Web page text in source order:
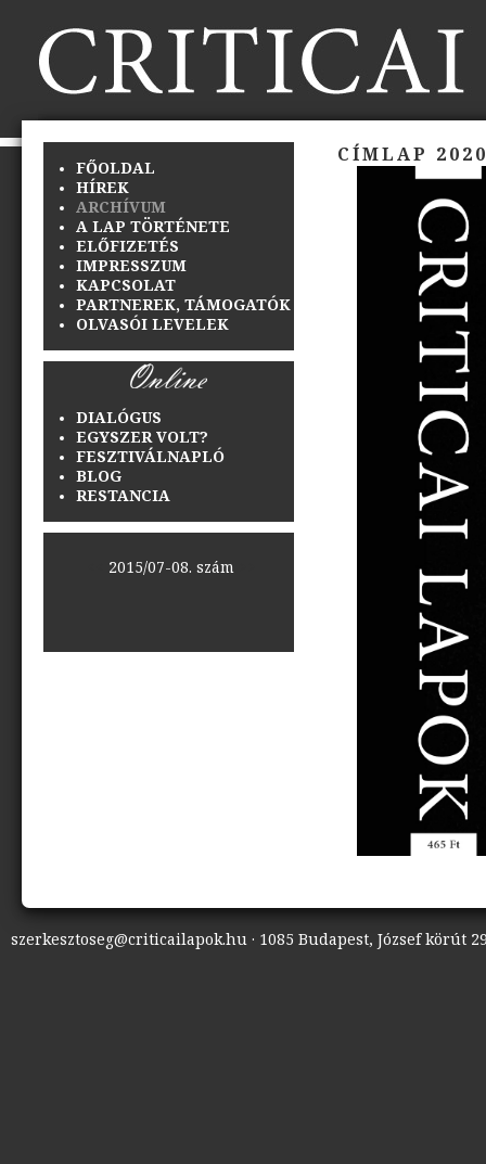
FŐOLDAL
HÍREK
ARCHÍVUM
A LAP TÖRTÉNETE
ELŐFIZETÉS
IMPRESSZUM
KAPCSOLAT
PARTNEREK, TÁMOGATÓK
OLVASÓI LEVELEK
DIALÓGUS
EGYSZER VOLT?
FESZTIVÁLNAPLÓ
BLOG
RESTANCIA
2015/07-08. szám>>
CÍMLAP
szerkesztoseg@criticailapok.hu · 1085 Budapest, József körút